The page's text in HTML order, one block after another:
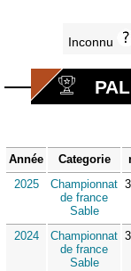
Inconnu
Année Categorie
2025
Championnat
de france
Sable
2024
Championnat
de france
Sable